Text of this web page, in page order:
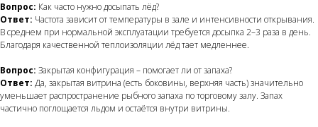
Вопрос: Как часто нужно досыпать лёд?
Ответ: Частота зависит от температуры в зале и интенсивности открывания.
В среднем при нормальной эксплуатации требуется досыпка 2–3 раза в день.
Благодаря качественной теплоизоляции лёд тает медленнее.
Вопрос: Закрытая конфигурация – помогает ли от запаха?
Ответ: Да, закрытая витрина (есть боковины, верхняя часть) значительно
уменьшает распространение рыбного запаха по торговому залу. Запах
частично поглощается льдом и остаётся внутри витрины.